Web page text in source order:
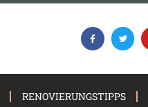
RENOVIERUNGSTIPPS